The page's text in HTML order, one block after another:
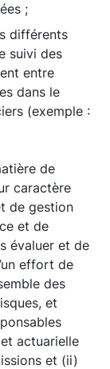
;
différents
suivi des
entre
dans le
(exemple :
de
caractère
de gestion
et de
évaluer et de
effort de
des
et
actuarielle
et (ii)